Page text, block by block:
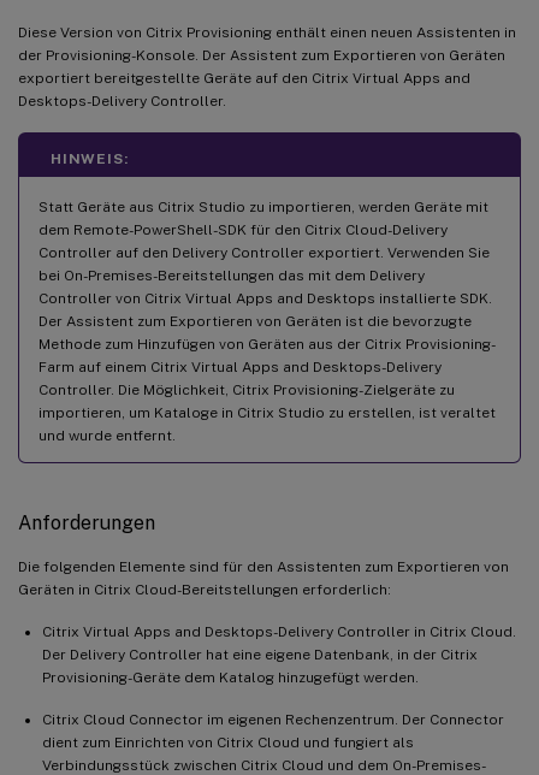
Diese Version von Citrix Provisioning enthält einen neuen Assistenten in
der Provisioning-Konsole. Der Assistent zum Exportieren von Geräten
exportiert bereitgestellte Geräte auf den Citrix Virtual Apps and
Desktops-Delivery Controller.
HINWEIS:
Statt Geräte aus Citrix Studio zu importieren, werden Geräte mit
dem Remote-PowerShell-SDK für den Citrix Cloud-Delivery
Controller auf den Delivery Controller exportiert. Verwenden Sie
bei On-Premises-Bereitstellungen das mit dem Delivery
Controller von Citrix Virtual Apps and Desktops installierte SDK.
Der Assistent zum Exportieren von Geräten ist die bevorzugte
Methode zum Hinzufügen von Geräten aus der Citrix Provisioning-
Farm auf einem Citrix Virtual Apps and Desktops-Delivery
Controller. Die Möglichkeit, Citrix Provisioning-Zielgeräte zu
importieren, um Kataloge in Citrix Studio zu erstellen, ist veraltet
und wurde entfernt.
Anforderungen
Die folgenden Elemente sind für den Assistenten zum Exportieren von
Geräten in Citrix Cloud-Bereitstellungen erforderlich:
Citrix Virtual Apps and Desktops-Delivery Controller in Citrix Cloud.
Der Delivery Controller hat eine eigene Datenbank, in der Citrix
Provisioning-Geräte dem Katalog hinzugefügt werden.
Citrix Cloud Connector im eigenen Rechenzentrum. Der Connector
dient zum Einrichten von Citrix Cloud und fungiert als
Verbindungsstück zwischen Citrix Cloud und dem On-Premises-